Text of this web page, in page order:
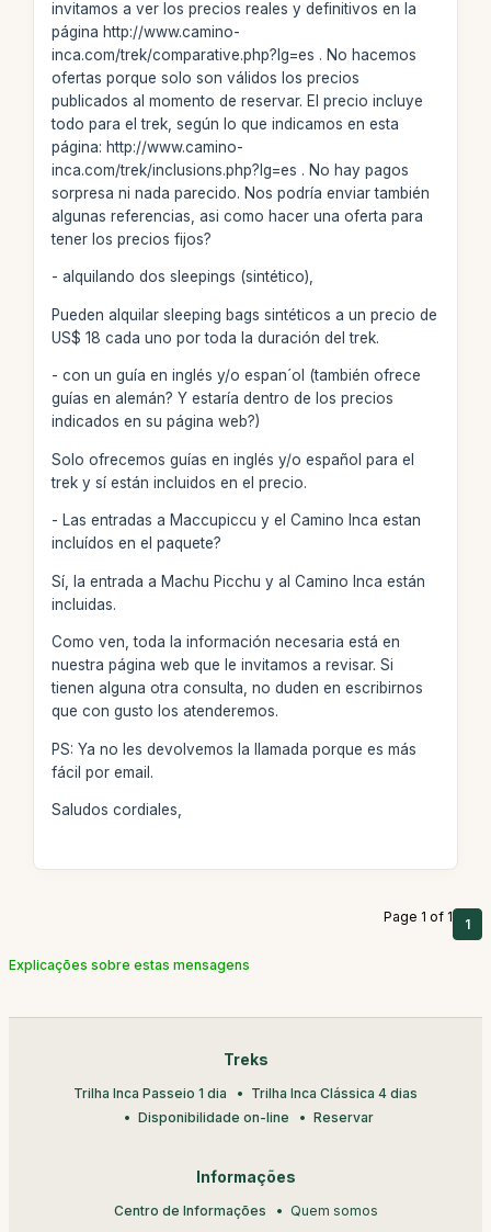
invitamos a ver los precios reales y definitivos en la
página http://www.camino-
inca.com/trek/comparative.php?lg=es . No hacemos
ofertas porque solo son válidos los precios
publicados al momento de reservar. El precio incluye
todo para el trek, según lo que indicamos en esta
página: http://www.camino-
inca.com/trek/inclusions.php?lg=es . No hay pagos
sorpresa ni nada parecido. Nos podría enviar también
algunas referencias, asi como hacer una oferta para
tener los precios fijos?
- alquilando dos sleepings (sintético),
Pueden alquilar sleeping bags sintéticos a un precio de
US$ 18 cada uno por toda la duración del trek.
- con un guía en inglés y/o espan´ol (también ofrece
guías en alemán? Y estaría dentro de los precios
indicados en su página web?)
Solo ofrecemos guías en inglés y/o español para el
trek y sí están incluidos en el precio.
- Las entradas a Maccupiccu y el Camino Inca estan
incluídos en el paquete?
Sí, la entrada a Machu Picchu y al Camino Inca están
incluidas.
Como ven, toda la información necesaria está en
nuestra página web que le invitamos a revisar. Si
tienen alguna otra consulta, no duden en escribirnos
que con gusto los atenderemos.
PS: Ya no les devolvemos la llamada porque es más
fácil por email.
Saludos cordiales,
Page 1 of 1 1
Explicações sobre estas mensagens
Treks
Trilha Inca Passeio 1 dia
Trilha Inca Clássica 4 dias
Disponibilidade on-line
Reservar
Informações
Centro de Informações Quem somos